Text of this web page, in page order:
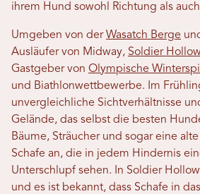
ihrem Hund sowohl Richtung als
Umgeben von derWasatch Berge
Ausläufer von Midway, Soldier
Gastgeber von Olympische
und Biathlonwettbewerbe. Im
unvergleichliche Sichtverhältnisse
Gelände, das selbst die besten
Bäume, Sträucher und sogar eine
Schafe an, die in jedem Hindernis
Unterschlupf sehen. In Soldier
und es ist bekannt, dass Schafe in